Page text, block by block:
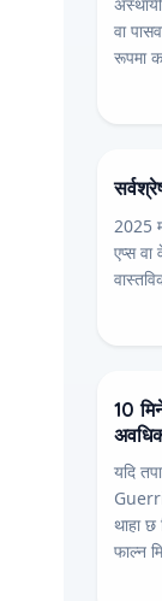
वा
रूपमा
2025
एप्स वा
10
यदि
थाहा
फाल्न